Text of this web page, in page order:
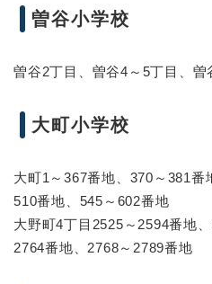
曽谷小学校
曽谷2丁目、曽谷4～5丁目、曽
大町小学校
大町1～367番地、370～381番
510番地、545～602番地
大野町4丁目2525～2594番地
2764番地、2768～2789番地